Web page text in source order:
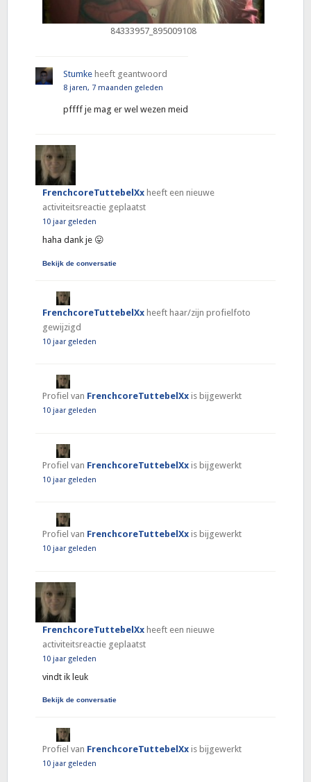
84333957_895009108
Stumke heeft geantwoord
8 jaren, 7 maanden geleden
pffff je mag er wel wezen meid
FrenchcoreTuttebelXx heeft een nieuwe
activiteitsreactie geplaatst
10 jaar geleden
haha dank je 😛
Bekijk de conversatie
FrenchcoreTuttebelXx heeft haar/zijn profielfoto
gewijzigd
10 jaar geleden
Profiel van FrenchcoreTuttebelXx is bijgewerkt
10 jaar geleden
Profiel van FrenchcoreTuttebelXx is bijgewerkt
10 jaar geleden
Profiel van FrenchcoreTuttebelXx is bijgewerkt
10 jaar geleden
FrenchcoreTuttebelXx heeft een nieuwe
activiteitsreactie geplaatst
10 jaar geleden
vindt ik leuk
Bekijk de conversatie
Profiel van FrenchcoreTuttebelXx is bijgewerkt
10 jaar geleden